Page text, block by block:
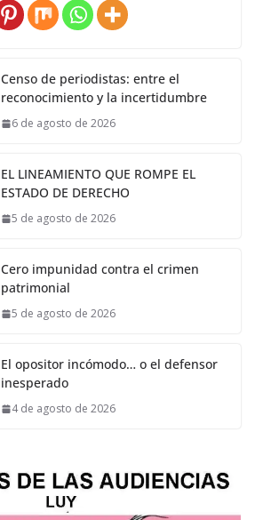
Censo de periodistas: entre el
reconocimiento y la incertidumbre
6 de agosto de 2026
EL LINEAMIENTO QUE ROMPE EL
ESTADO DE DERECHO
5 de agosto de 2026
Cero impunidad contra el crimen
patrimonial
5 de agosto de 2026
El opositor incómodo… o el defensor
inesperado
4 de agosto de 2026